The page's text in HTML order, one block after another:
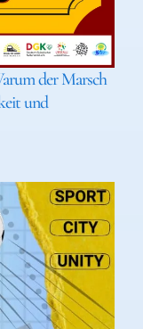
der Marsch
und